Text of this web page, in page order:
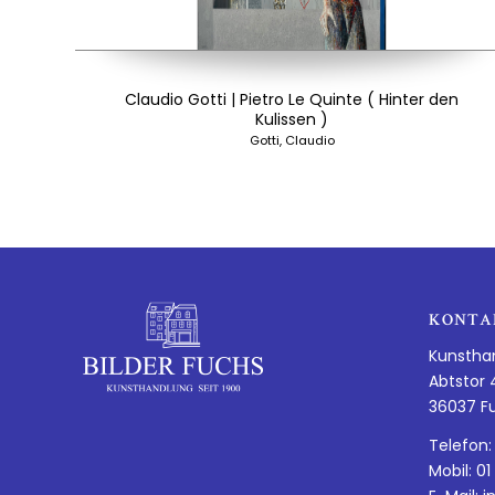
Claudio Gotti | Pietro Le Quinte ( Hinter den
Kulissen )
Gotti, Claudio
Abtstor
36037
Mobil: